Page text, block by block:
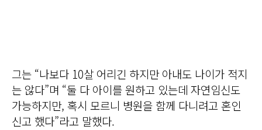
그는 “나보다 10살 어리긴 하지만 아내도 나이가 적지
는 않다”며 “둘 다 아이를 원하고 있는데 자연임신도
가능하지만, 혹시 모르니 병원을 함께 다니려고 혼인
신고 했다”라고 말했다.